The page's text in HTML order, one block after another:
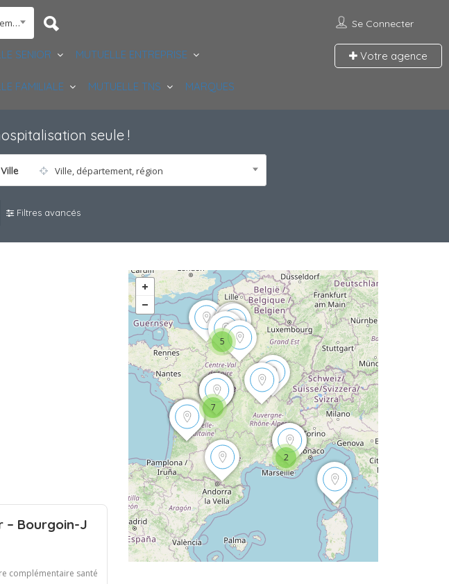
Ville, département, région Se Connecter
Votre agence
SENIOR MUTUELLE ENTREPRISE
FAMILIALE MUTUELLE TNS MARQUES
seule !
Ville Ville, département, région
Filtres avancés
– Bourgoin-J
complémentaire santé
2
5
7